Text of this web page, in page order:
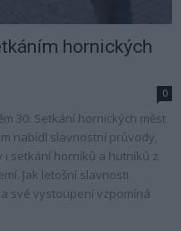
hornických
0
30. Setkání hornických měst
nabídl slavnostní průvody,
setkání horníků a hutníků z
Jak letošní slavnosti
své vystoupení vzpomíná